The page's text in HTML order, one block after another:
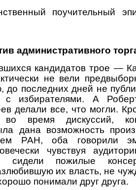
поучительный
административного
кандидатов трое —
не вели
до последних дней не
с избирателями. А
делали все, что могли.
время дискуссий,
дана возможность
РАН, оба говорили
чувствуя
сидели пожилые
их власть, не
понимали друг друга.